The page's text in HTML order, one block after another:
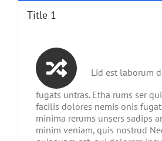
Title 1
Lid est laborum
fugats untras. Etha rums ser
facilis dolores nemis onis
minima rerums unsers sadips
minim veniam, quis nostrud